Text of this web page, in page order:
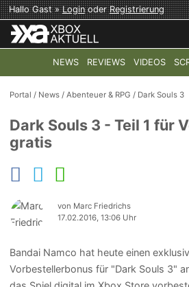
Hallo Gast »LoginoderRegistrierung
NEWS REVIEWS VIDEOS
TOP-THEMEN: COD: MODERN
Portal / News /Abenteuer & RPG / Dark Souls 3
Dark Souls 3 - Teil 1 für
gratis
von Marc Friedrichs
17.02.2016, 13:06 Uhr
Bandai Namco hat heute einen
Vorbestellerbonus für "Dark Souls 3"